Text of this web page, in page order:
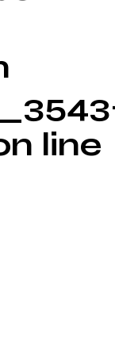
line